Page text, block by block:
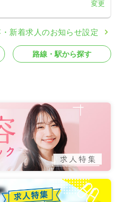
変更
新着求人のお知らせ設定
路線・駅から探す